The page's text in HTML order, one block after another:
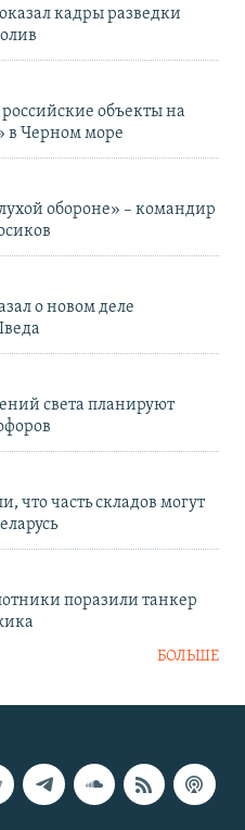
кадры разведки
объекты на
в Черном море
обороне» – командир
о новом деле
света планируют
часть складов могут
поразили танкер
БОЛЬШЕ